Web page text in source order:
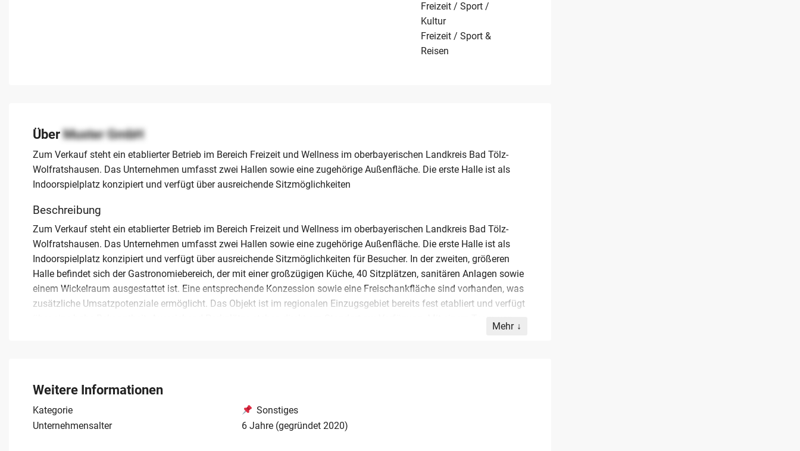
Freizeit / Sport /
Kultur
Freizeit / Sport &
Reisen
ÜberMuster GmbH
Zum Verkauf steht ein etablierter Betrieb im Bereich Freizeit und Wellness im oberbayerischen Landkreis Bad Tölz-
Wolfratshausen. Das Unternehmen umfasst zwei Hallen sowie eine zugehörige Außenfläche. Die erste Halle ist als
Indoorspielplatz konzipiert und verfügt über ausreichende Sitzmöglichkeiten
Beschreibung
Zum Verkauf steht ein etablierter Betrieb im Bereich Freizeit und Wellness im oberbayerischen Landkreis Bad Tölz-
Wolfratshausen. Das Unternehmen umfasst zwei Hallen sowie eine zugehörige Außenfläche. Die erste Halle ist als
Indoorspielplatz konzipiert und verfügt über ausreichende Sitzmöglichkeiten für Besucher. In der zweiten, größeren
Halle befindet sich der Gastronomiebereich, der mit einer großzügigen Küche, 40 Sitzplätzen, sanitären Anlagen sowie
einem Wickelraum ausgestattet ist. Eine entsprechende Konzession sowie eine Freischankfläche sind vorhanden, was
zusätzliche Umsatzpotenziale ermöglicht. Das Objekt ist im regionalen Einzugsgebiet bereits fest etabliert und verfügt
Mehr
Weitere Informationen
Kategorie
Sonstiges
Unternehmensalter
6 Jahre (gegründet 2020)